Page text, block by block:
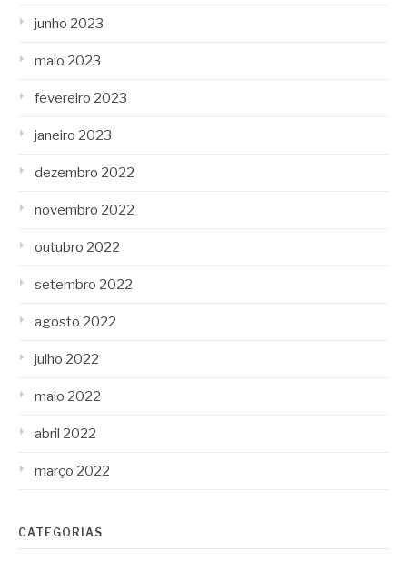
junho 2023
maio 2023
fevereiro 2023
janeiro 2023
dezembro 2022
novembro 2022
outubro 2022
setembro 2022
agosto 2022
julho 2022
maio 2022
abril 2022
março 2022
CATEGORIAS